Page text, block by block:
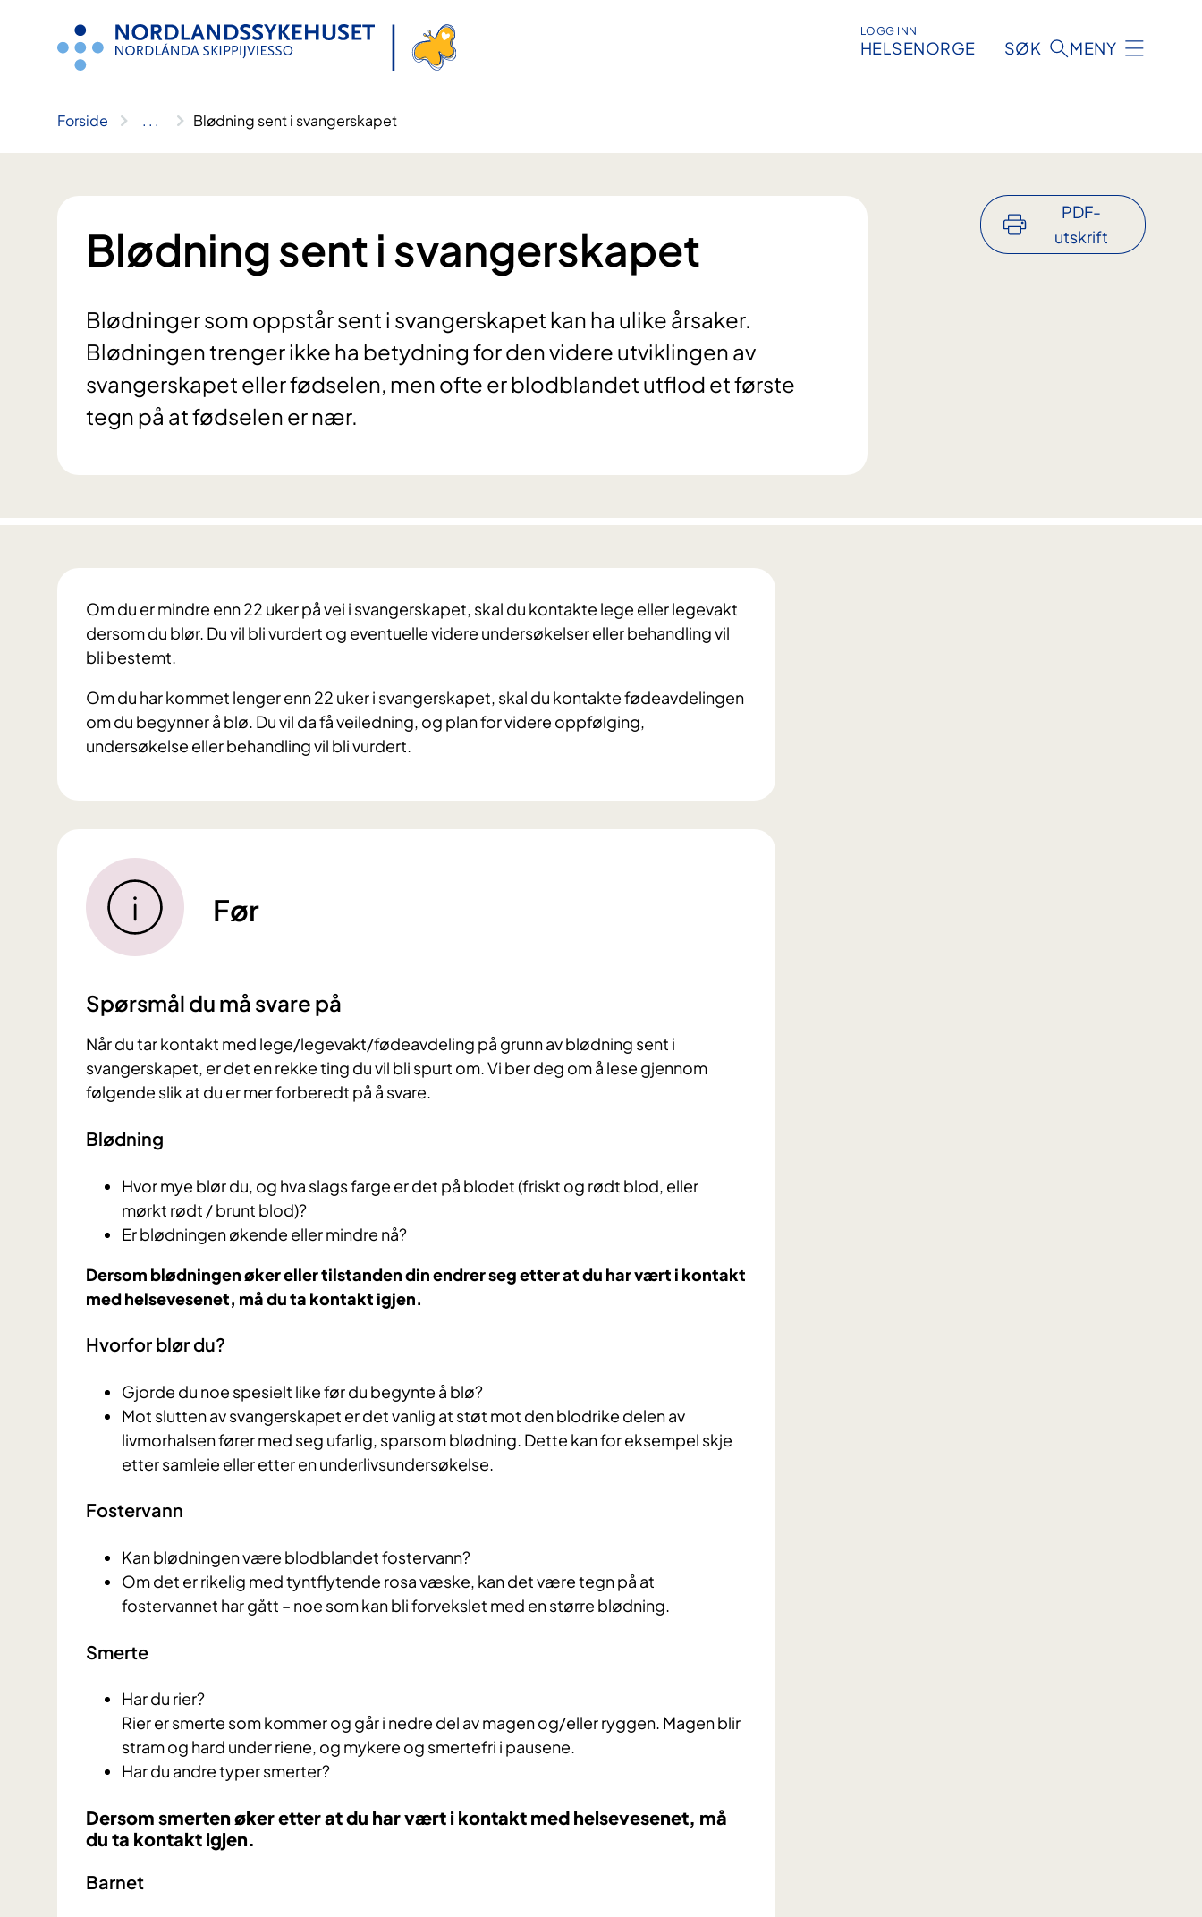
LOGG INN
HELSENORGE SØK MENY
Forside .. . Blødning sent i svangerskapet
Blødning sent i svangerskapet
Blødninger som oppstår sent i svangerskapet kan ha ulike årsaker.
Blødningen trenger ikke ha betydning for den videre utviklingen av
svangerskapet eller fødselen, men ofte er blodblandet utflod et første
tegn på at fødselen er nær.
PDF-
utskrift
Om du er mindre enn 22 uker på vei i svangerskapet, skal du kontakte lege eller legevakt
dersom du blør. Du vil bli vurdert og eventuelle videre undersøkelser eller behandling vil
bli bestemt.
Om du har kommet lenger enn 22 uker i svangerskapet, skal du kontakte fødeavdelingen
om du begynner å blø. Du vil da få veiledning, og plan for videre oppfølging,
undersøkelse eller behandling vil bli vurdert.
Før
Spørsmål du må svare på
Når du tar kontakt med lege/legevakt/fødeavdeling på grunn av blødning sent i
svangerskapet, er det en rekke ting du vil bli spurt om. Vi ber deg om å lese gjennom
følgende slik at du er mer forberedt på å svare.
Blødning
Hvor mye blør du, og hva slags farge er det på blodet (friskt og rødt blod, eller
mørkt rødt / brunt blod)?
Er blødningen økende eller mindre nå?
Dersom blødningen øker eller tilstanden din endrer seg etter at du har vært i kontakt
med helsevesenet, må du ta kontakt igjen.
Hvorfor blør du?
Gjorde du noe spesielt like før du begynte å blø?
Mot slutten av svangerskapet er det vanlig at støt mot den blodrike delen av
livmorhalsen fører med seg ufarlig, sparsom blødning. Dette kan for eksempel skje
etter samleie eller etter en underlivsundersøkelse.
Fostervann
Kan blødningen være blodblandet fostervann?
Om det er rikelig med tyntflytende rosa væske, kan det være tegn på at
fostervannet har gått – noe som kan bli forvekslet med en større blødning.
Smerte
Har du rier?
Rier er smerte som kommer og går i nedre del av magen og/eller ryggen. Magen blir
stram og hard under riene, og mykere og smertefri i pausene.
Har du andre typer smerter?
Dersom smerten øker etter at du har vært i kontakt med helsevesenet, må
du ta kontakt igjen.
Barnet